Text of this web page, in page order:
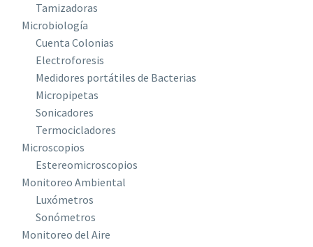
Tamizadoras
Microbiología
Cuenta Colonias
Electroforesis
Medidores portátiles de Bacterias
Micropipetas
Sonicadores
Termocicladores
Microscopios
Estereomicroscopios
Monitoreo Ambiental
Luxómetros
Sonómetros
Monitoreo del Aire